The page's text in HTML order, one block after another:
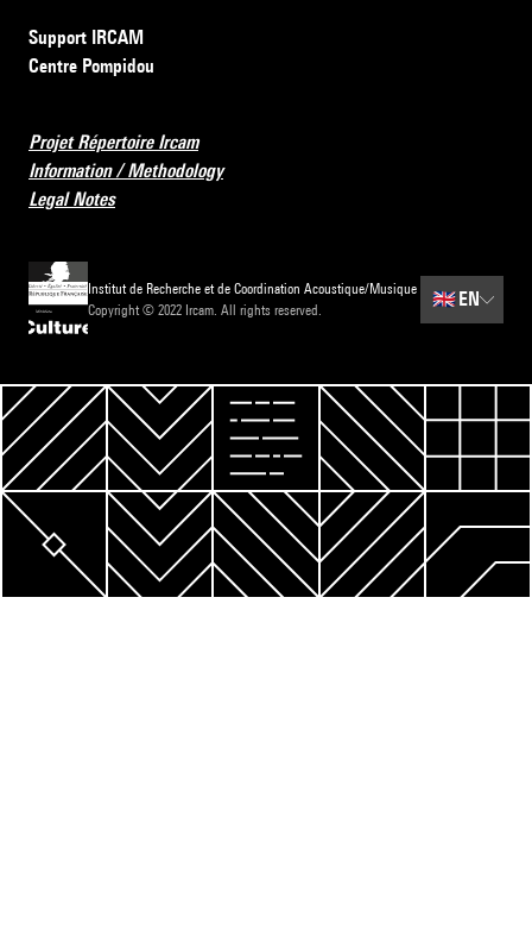
Support IRCAM
Centre Pompidou
Projet Répertoire Ircam
Information / Methodology
Legal Notes
Institut de Recherche et de Coordination Acoustique/Musique
Copyright © 2022 Ircam. All rights reserved.
🇬🇧 EN